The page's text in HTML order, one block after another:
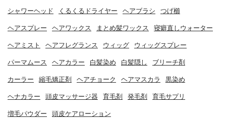
シャワーヘッド くるくるドライヤー ヘアブラシ つげ櫛
ヘアスプレー ヘアワックス まとめ髪ワックス 寝癖直しウォーター
ヘアミスト ヘアフレグランス ウィッグ ウィッグスプレー
パーマムース ヘアカラー 白髪染め 白髪隠し ブリーチ剤
カーラー 縮毛矯正剤 ヘアチョーク ヘアマスカラ 黒染め
ヘナカラー 頭皮マッサージ器 育毛剤 発毛剤 育毛サプリ
増毛パウダー 頭皮ケアローション